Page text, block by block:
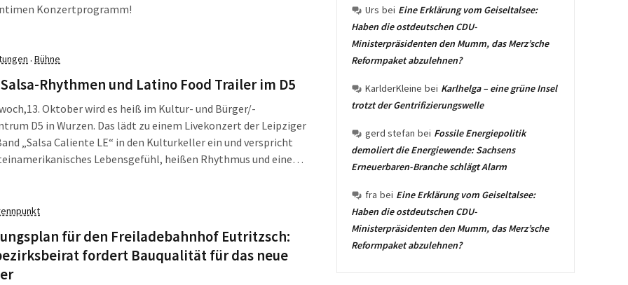
Konzertprogramm!
· Bühne
Rhythmen und Latino Food Trailer im D5
Oktober wird es heiß im Kultur- und Bürger/-
D5 in Wurzen. Das lädt zu einem Livekonzert der Leipziger
„Salsa Caliente LE“ in den Kulturkeller ein und verspricht
Lebensgefühl, heißen Rhythmus und eine
bis hin zu eigenen Songs.
für den Freiladebahnhof Eutritzsch:
fordert Bauqualität für das neue
Urs bei Eine Erklärung vom Geiseltalsee:
Haben die ostdeutschen CDU-
Ministerpräsidenten den Mumm, das Merz’sche
Reformpaket abzulehnen?
KarlderKleine bei Karlhelga – eine grüne Insel
trotzt der Gentrifizierungswelle
gerd stefan bei Fossile Energiepolitik
demoliert die Energiewende: Sachsens
Erneuerbaren-Branche schlägt Alarm
fra bei Eine Erklärung vom Geiseltalsee:
Haben die ostdeutschen CDU-
Ministerpräsidenten den Mumm, das Merz’sche
Reformpaket abzulehnen?